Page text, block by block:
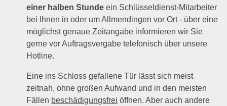
einer halben Stunde ein Schlüsseldienst-Mitarbeiter
bei Ihnen in oder um Allmendingen vor Ort - über eine
möglichst genaue Zeitangabe informieren wir Sie
gerne vor Auftragsvergabe telefonisch über unsere
Hotline.
Eine ins Schloss gefallene Tür lässt sich meist
zeitnah, ohne großen Aufwand und in den meisten
Fällen beschädigungsfrei öffnen. Aber auch andere